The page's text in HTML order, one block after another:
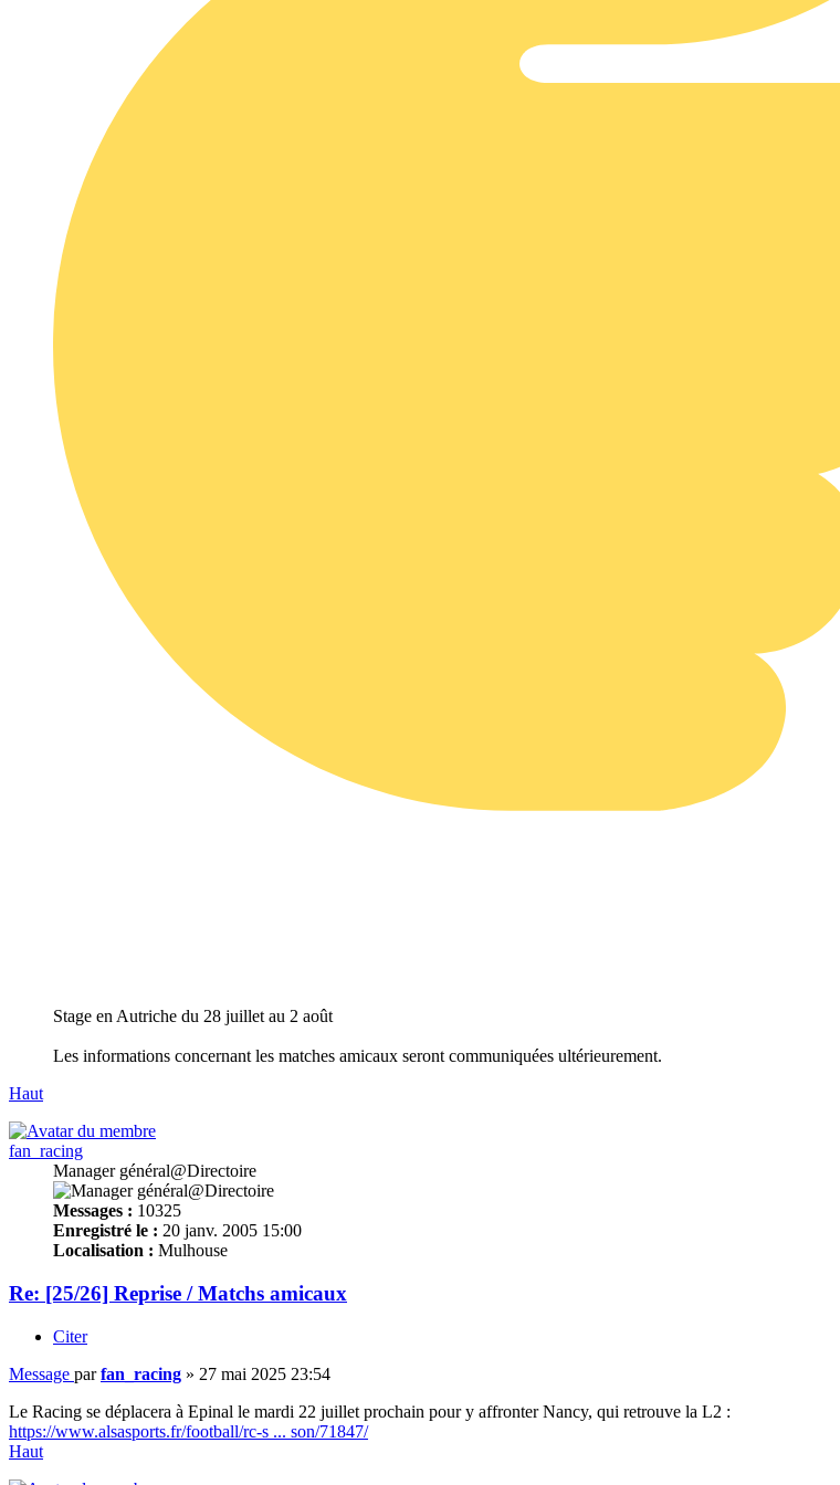
Stage en Autriche du 28 juillet au 2 août
Les informations concernant les matches amicaux seront communiquées ultérieurement.
Haut
fan_racing
Manager général@Directoire
Messages : 10325
Enregistré le : 20 janv. 2005 15:00
Localisation : Mulhouse
Re: [25/26] Reprise / Matchs amicaux
Citer
Message parfan_racing » 27 mai 2025 23:54
Le Racing se déplacera à Epinal le mardi 22 juillet prochain pour y affronter Nancy, qui retrouve la L2 :
https://www.alsasports.fr/football/rc-s ... son/71847/
Haut